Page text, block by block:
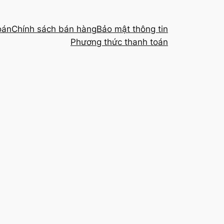
Chính sách bán hàngBảo mật thông tin
Phương thức thanh toán